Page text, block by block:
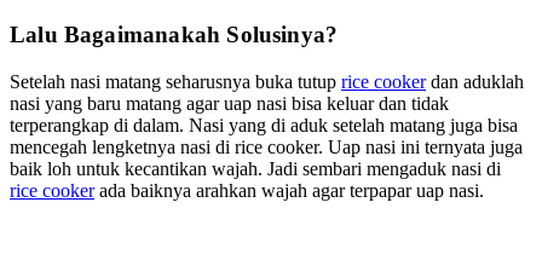
Lalu Bagaimanakah Solusinya?
Setelah nasi matang seharusnya buka tutup rice cookerdan aduklah
nasi yang baru matang agar uap nasi bisa keluar dan tidak
terperangkap di dalam. Nasi yang di aduk setelah matang juga bisa
mencegah lengketnya nasi di rice cooker. Uap nasi ini ternyata juga
baik loh untuk kecantikan wajah. Jadi sembari mengaduk nasi di
rice cookerada baiknya arahkan wajah agar terpapar uap nasi.